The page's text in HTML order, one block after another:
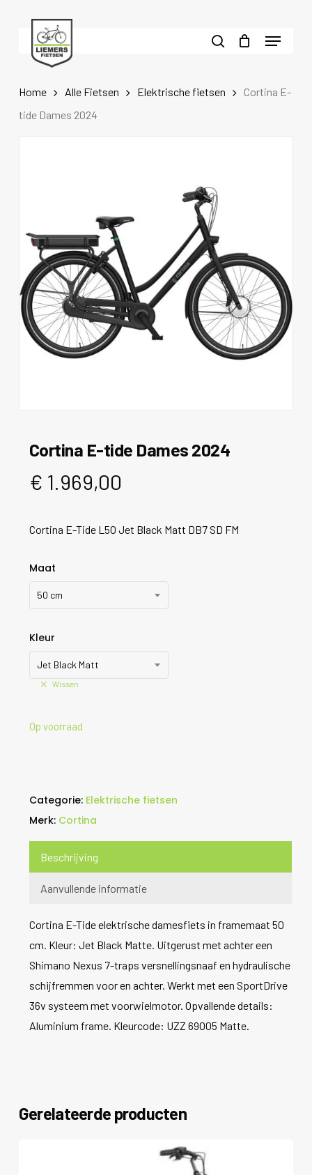
Menu
Home Alle Fietsen Elektrische fietsen
Cortina E-
tide Dames 2024
Cortina E-tide Dames 2024
€ 1.969,00
Cortina E-Tide L50 Jet Black Matt DB7 SD FM
Maat
50 cm
Kleur
Jet Black Matt
Wissen
Op voorraad
Categorie: Elektrische fietsen
Merk: Cortina
Beschrijving
Aanvullende informatie
Cortina E-Tide elektrische damesfiets in framemaat 50
cm. Kleur: Jet Black Matte. Uitgerust met achter een
Shimano Nexus 7-traps versnellingsnaaf en hydraulische
schijfremmen voor en achter. Werkt met een SportDrive
36v systeem met voorwielmotor. Opvallende details:
Aluminium frame. Kleurcode: UZZ 69005 Matte.
Gerelateerde producten